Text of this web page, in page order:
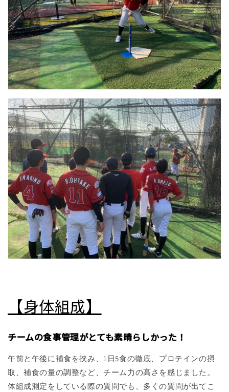
【身体組成】
チームの食事管理がとても素晴らしかった！
午前と午後に補食を挟み、1日5食の徹底、プロテインの摂
取、補食の量の調整など、チーム力の高さを感じました。
体組成測定をしている際の質問でも、多くの質問が出てこ